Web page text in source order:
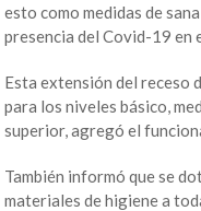
esto como medidas de
presencia del Covid-19 en
Esta extensión del receso
para los niveles básico,
superior, agregó el
También informó que se
materiales de higiene a